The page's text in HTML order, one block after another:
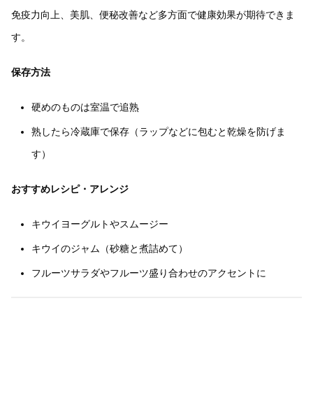
免疫力向上、美肌、便秘改善など多方面で健康効果が期待できま
す。
保存方法
硬めのものは室温で追熟
熟したら冷蔵庫で保存（ラップなどに包むと乾燥を防げま
す）
おすすめレシピ・アレンジ
キウイヨーグルトやスムージー
キウイのジャム（砂糖と煮詰めて）
フルーツサラダやフルーツ盛り合わせのアクセントに